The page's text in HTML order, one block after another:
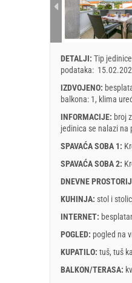
Prikazana cijena je
Ponude:
Holiday-Link plaća:
Last minute 6. ožu
Obavezno:Prijava
3
4
10
11
17
18
24
25
31
2
3
9
10
16
17
DETALJI: Tip
podataka:
IZDVOJENO:
balkona: 1, klima
INFORMACIJE: broj
jedinica se nalazi na
SPAVAĆA SOBA 1:
SPAVAĆA SOBA 2:
DNEVNE
KUHINJA: stol i
INTERNET:
POGLED: pogled na
KUPATILO: tuš, tuš
BALKON/TERASA: